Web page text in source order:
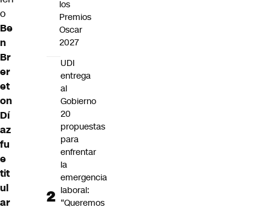
o
Be
n
Br
er
et
on
Dí
az
fu
e
tit
ul
ar
los
Premios
Oscar
2027
UDI
entrega
al
Gobierno
20
propuestas
para
enfrentar
la
emergencia
laboral:
“Queremos